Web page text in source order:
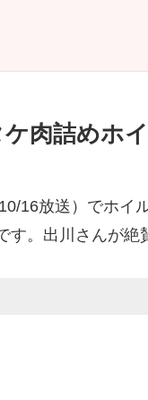
ケ肉詰めホ
16放送）でホイ
。出川さんが絶